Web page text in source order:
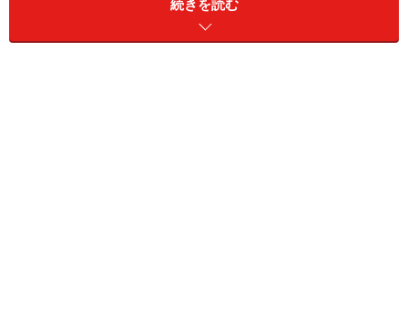
荒井つかさ／東京オートサロンイメージガール
続きを読む